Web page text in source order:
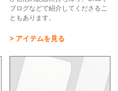
ブログなどで紹介してくださるこ
ともあります。
> アイテムを見る